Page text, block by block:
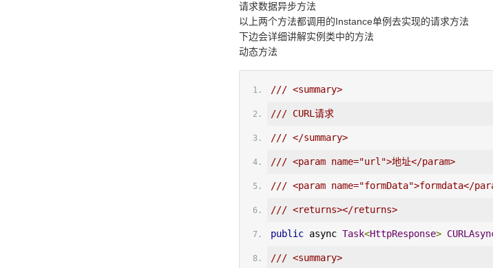
请求数据异步方法
以上两个方法都调用的Instance单例去实现的请求方法
下边会详细讲解实例类中的方法
动态方法
/// <summary>
/// CURL请求
/// </summary>
/// <param name="url">地址</param>
/// <param name="formData">formdata</
/// <returns></returns>
public async Task<HttpResponse>
/// <summary>